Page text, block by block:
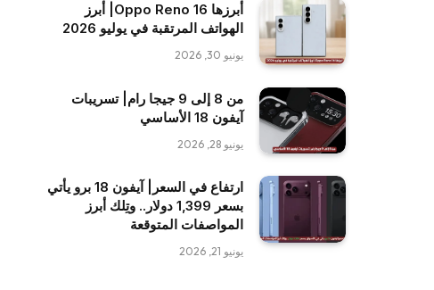
أبرزها Oppo Reno 16| أبرز
الهواتف المرتقبة في يوليو 2026
يونيو 30, 2026
من 8 إلى 9 جيجا رام| تسريبات
آيفون 18 الأساسي
يونيو 28, 2026
ارتفاع في السعر| آيفون 18 برو يأتي
بسعر 1,399 دولار.. وتِلك أبرز
المواصفات المتوقعة
يونيو 21, 2026